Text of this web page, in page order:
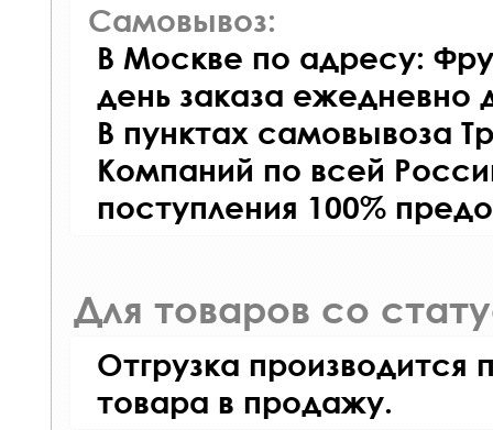
Самовывоз:
В Москве по адресу:
день заказа ежедневно
В пунктах самовывоза
Компаний по всей
поступления 100%
Для товаров со
Отгрузка производится
товара в продажу.